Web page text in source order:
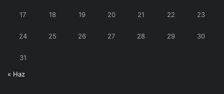
17 18 19 20 21 22 23
24 25 26 27 28 29 30
31
« Haz